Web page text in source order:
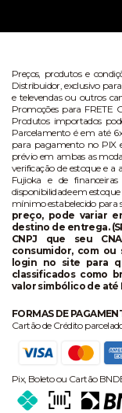
Preços, produtos e
Distribuidor, exclusivo
e televendas ou outros
Promoções para FRETE
Produtos importados
Parcelamento é em até
para pagamento no PIX
prévio em ambas as
verificação de estoque e
Fujioka e de
disponibilidade em estoque
mínimo estabelecido para
preço, pode variar
destino de entrega.
CNPJ que seu
consumidor, com ou
login no site para
classificados como
valor simbólico de até
FORMAS DE
Cartão de Crédito
Pix, Boleto ou Cartão